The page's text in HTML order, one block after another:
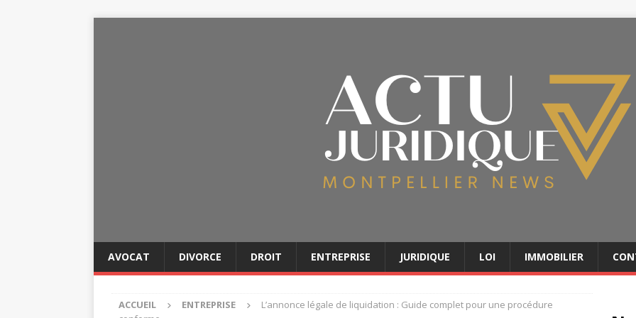
AVOCAT DIVORCE DROIT ENTREPRISE JURIDIQUE LOI IMMOBILIER
ACCUEIL ENTREPRISE
L’annonce légale de liquidation : Guide complet pour une procédure